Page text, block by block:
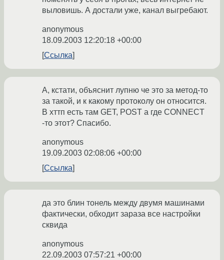
выловишь. А достали уже, канал выгребают.
anonymous
18.09.2003 12:20:18 +00:00
Ссылка
А, кстати, объяснит лупню че это за метод-то
за такой, и к какому протоколу он относится.
В хттп есть там GET, POST а где CONNECT
-то этот? Спасибо.
anonymous
19.09.2003 02:08:06 +00:00
Ссылка
да это блин тонель между двумя машинами
фактически, обходит зараза все настройки
сквида
anonymous
22.09.2003 07:57:21 +00:00